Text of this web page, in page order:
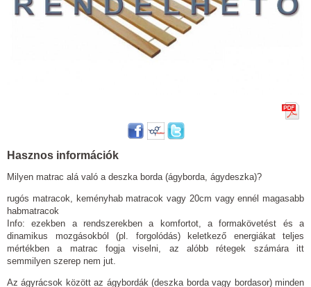
Hasznos információk
Milyen matrac alá való a deszka borda (ágyborda, ágydeszka)?
rugós matracok, keményhab matracok vagy 20cm vagy ennél magasabb
habmatracok
Info: ezekben a rendszerekben a komfortot, a formakövetést és a
dinamikus mozgásokból (pl. forgolódás) keletkező energiákat teljes
mértékben a matrac fogja viselni, az alóbb rétegek számára itt
semmilyen szerep nem jut.
Az ágyrácsok között az ágybordák (deszka borda vagy bordasor) minden